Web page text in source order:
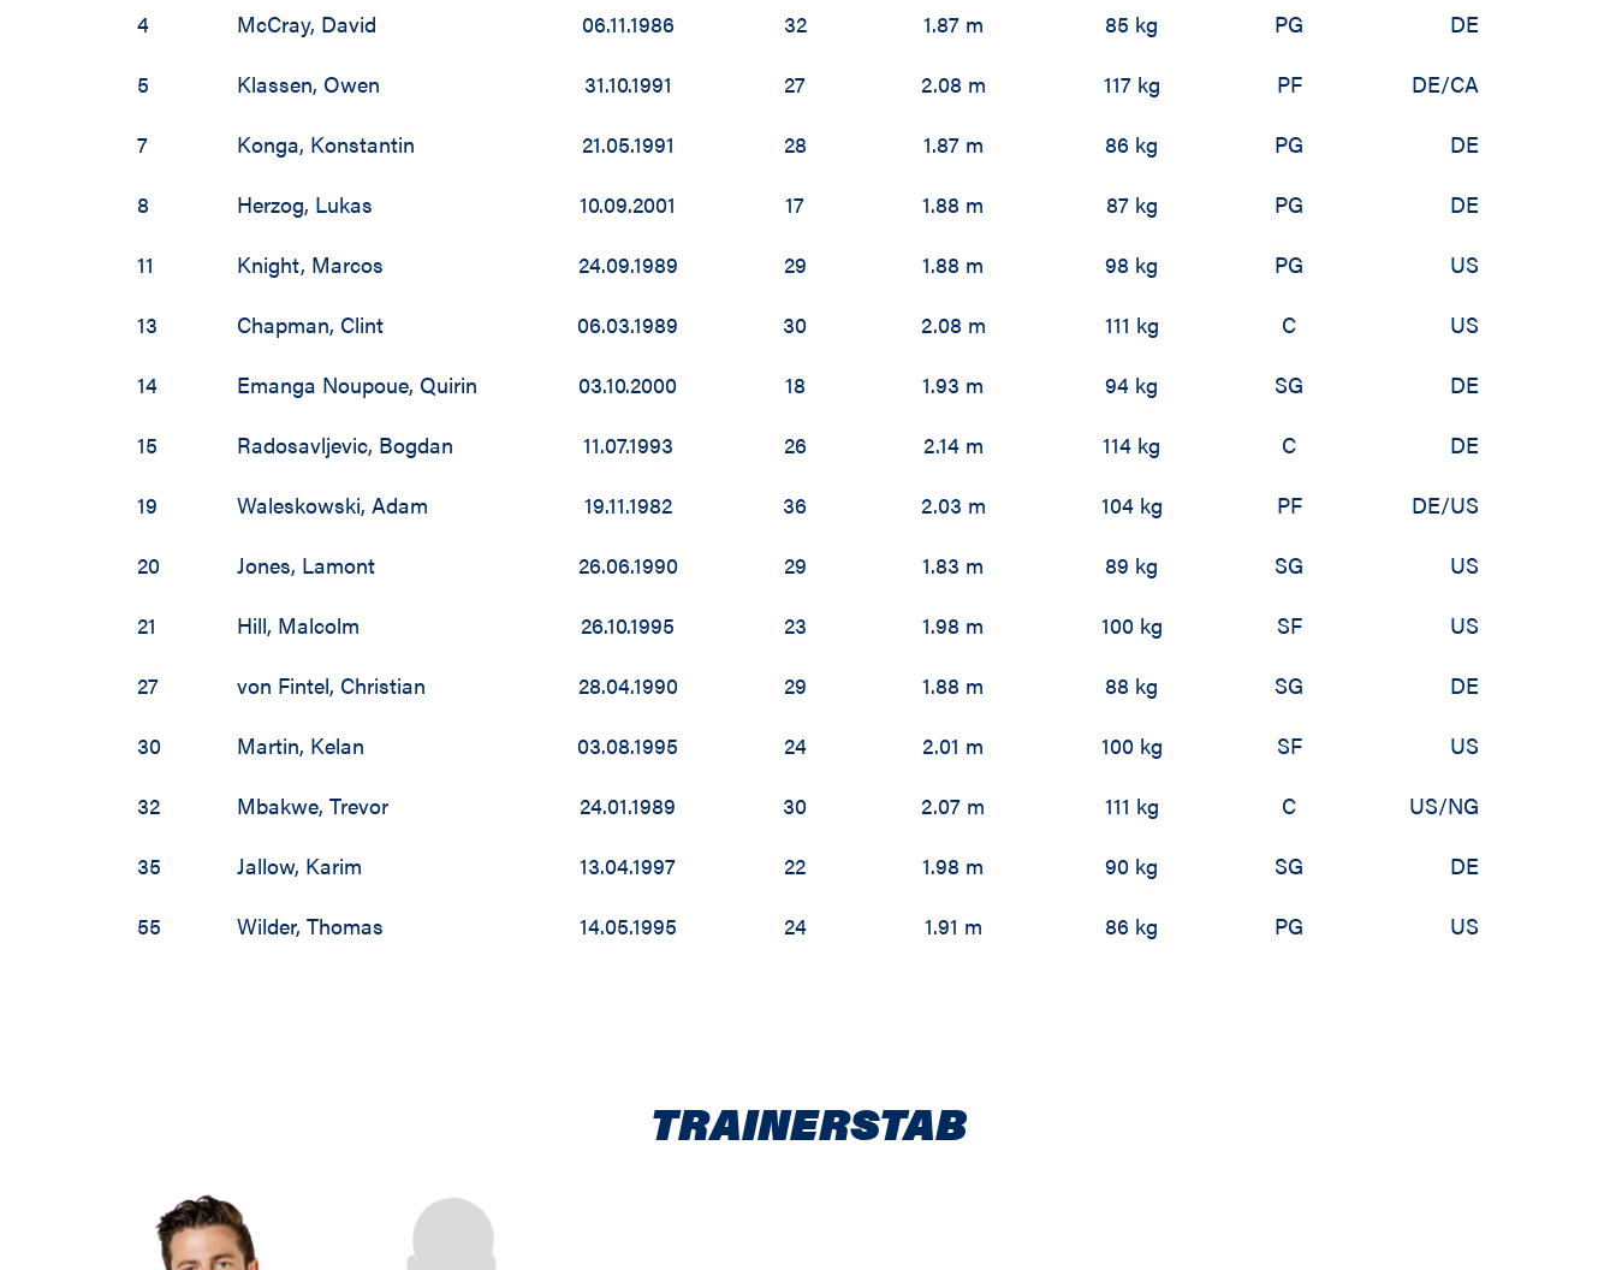
1985 / 1986
4
McCray, David 06.11.1986 32 1.87 m 85 kg PG
DE
5
Klassen, Owen 31.10.1991 27 2.08 m 117 kg PF
DE/CA
7
Konga, Konstantin 21.05.1991 28 1.87 m 86 kg PG
DE
8
Herzog, Lukas 10.09.2001 17 1.88 m 87 kg PG
DE
11
Knight, Marcos 24.09.1989 29 1.88 m 98 kg PG
US
13
Chapman, Clint 06.03.1989 30 2.08 m 111 kg C
US
14
Emanga Noupoue, Quirin 03.10.2000 18 1.93 m 94 kg SG
DE
15
Radosavljevic, Bogdan 11.07.1993 26 2.14 m 114 kg C
DE
19
Waleskowski,Adam 19.11.1982 36 2.03 m 104 kg PF
DE/US
20
Jones, Lamont 26.06.1990 29 1.83 m 89 kg SG
US
21
Hill, Malcolm 26.10.1995 23 1.98 m 100 kg SF
US
27
von Fintel, Christian 28.04.1990 29 1.88 m 88 kg SG
DE
30
Martin, Kelan 03.08.1995 24 2.01 m 100 kg SF
US
32
Mbakwe,Trevor 24.01.1989 30 2.07 m 111 kg C
US/NG
35
Jallow, Karim 13.04.1997 22 1.98 m 90 kg SG
DE
55
Wilder,Thomas 14.05.1995 24 1.91 m 86 kg PG US
TRAINERSTAB